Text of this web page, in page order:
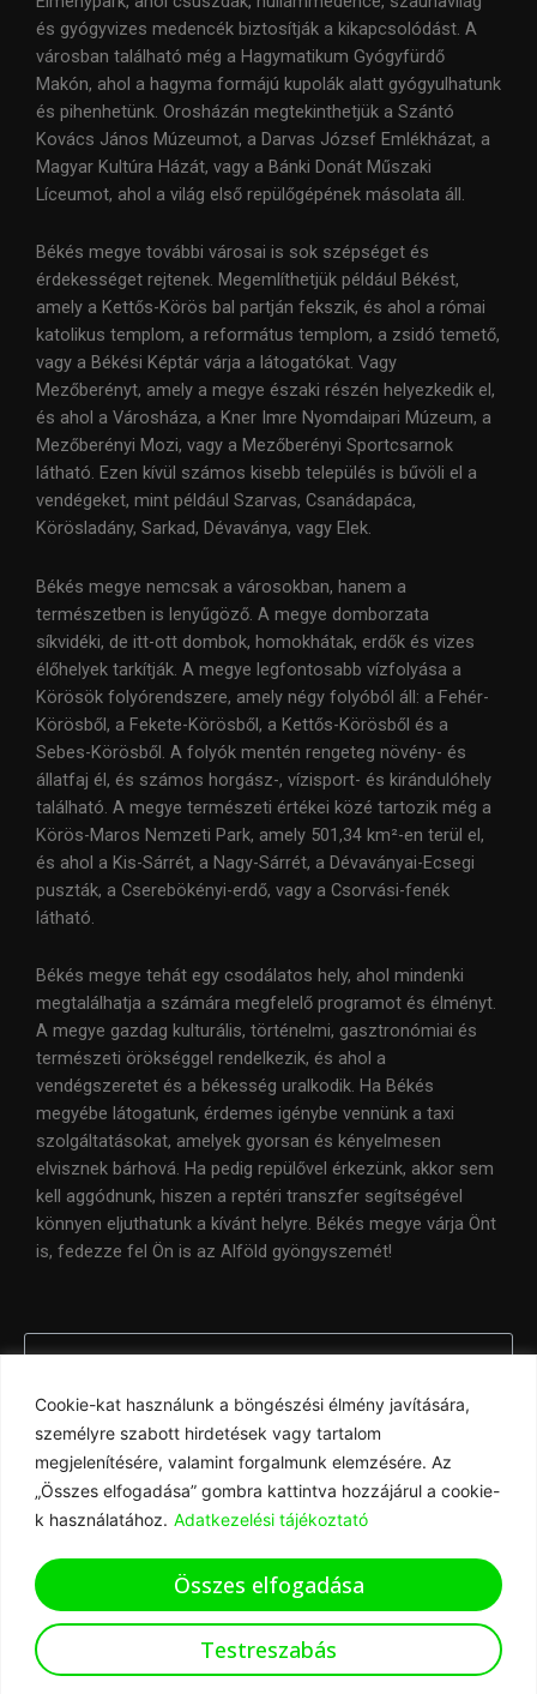
Cookie-kat használunk a böngészési élmény javítására,
személyre szabott hirdetések vagy tartalom
megjelenítésére, valamint forgalmunk elemzésére. Az
„Összes elfogadása” gombra kattintva hozzájárul a cookie-
k használatához. Adatkezelési tájékoztató
Testreszabás
Összes elfogadása
és gyógyvizes medencék biztosítják a kikapcsolódást. A
városban található még a Hagymatikum Gyógyfürdő
Makón, ahol a hagyma formájú kupolák alatt gyógyulhatunk
és pihenhetünk. Orosházán megtekinthetjük a Szántó
Kovács János Múzeumot, a Darvas József Emlékházat, a
Magyar Kultúra Házát, vagy a Bánki Donát Műszaki
Líceumot, ahol a világ első repülőgépének másolata áll.
Békés megye további városai is sok szépséget és
érdekességet rejtenek. Megemlíthetjük például Békést,
amely a Kettős-Körös bal partján fekszik, és ahol a római
katolikus templom, a református templom, a zsidó temető,
vagy a Békési Képtár várja a látogatókat. Vagy
Mezőberényt, amely a megye északi részén helyezkedik el,
és ahol a Városháza, a Kner Imre Nyomdaipari Múzeum, a
Mezőberényi Mozi, vagy a Mezőberényi Sportcsarnok
látható. Ezen kívül számos kisebb település is bűvöli el a
vendégeket, mint például Szarvas, Csanádapáca,
Körösladány, Sarkad, Dévaványa, vagy Elek.
Békés megye nemcsak a városokban, hanem a
természetben is lenyűgöző. A megye domborzata
síkvidéki, de itt-ott dombok, homokhátak, erdők és vizes
élőhelyek tarkítják. A megye legfontosabb vízfolyása a
Körösök folyórendszere, amely négy folyóból áll: a Fehér-
Körösből, a Fekete-Körösből, a Kettős-Körösből és a
Sebes-Körösből. A folyók mentén rengeteg növény- és
állatfaj él, és számos horgász-, vízisport- és kirándulóhely
található. A megye természeti értékei közé tartozik még a
Körös-Maros Nemzeti Park, amely 501,34 km²-en terül el,
és ahol a Kis-Sárrét, a Nagy-Sárrét, a Dévaványai-Ecsegi
puszták, a Cserebökényi-erdő, vagy a Csorvási-fenék
látható.
Békés megye tehát egy csodálatos hely, ahol mindenki
megtalálhatja a számára megfelelő programot és élményt.
A megye gazdag kulturális, történelmi, gasztronómiai és
természeti örökséggel rendelkezik, és ahol a
vendégszeretet és a békesség uralkodik. Ha Békés
megyébe látogatunk, érdemes igénybe vennünk a taxi
szolgáltatásokat, amelyek gyorsan és kényelmesen
elvisznek bárhová. Ha pedig repülővel érkezünk, akkor sem
kell aggódnunk, hiszen a reptéri transzfer segítségével
könnyen eljuthatunk a kívánt helyre. Békés megye várja Önt
is, fedezze fel Ön is az Alföld gyöngyszemét!
zoldtaxi.com